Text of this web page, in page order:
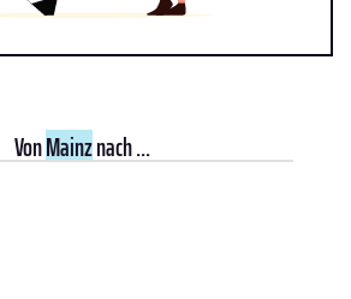
VonMainznach ...